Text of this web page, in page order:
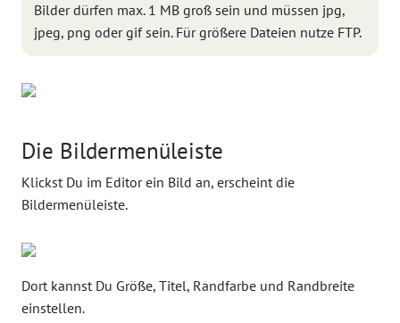
Bilder dürfen max. 1 MB groß sein und müssen jpg,
jpeg, png oder gif sein. Für größere Dateien nutze FTP.
Die Bildermenüleiste
Klickst Du im Editor ein Bild an, erscheint die
Bildermenüleiste.
Dort kannst Du Größe, Titel, Randfarbe und Randbreite
einstellen.